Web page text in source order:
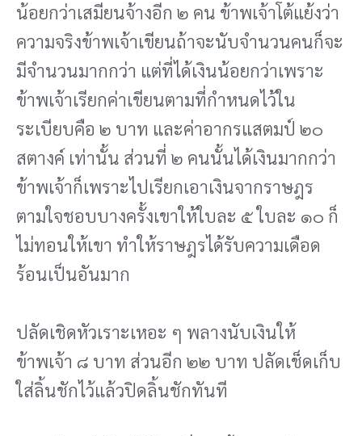
น้อยกว่าเสมียนจ้างอีก ๒ คน ข้าพเจ้าโต้แย้งว่า
ความจริงข้าพเจ้าเขียนถ้าจะนับจํานวนคนก็จะ
มีจํานวนมากกว่า แต่ที่ได้เงินน้อยกว่าเพราะ
ข้าพเจ้าเรียกค่าเขียนตามที่กําหนดไว้ใน
ระเบียบคือ ๒ บาท และค่าอากรแสตมป์ ๒๐
สตางค์ เท่านั้น ส่วนที่ ๒ คนนั้นได้เงินมากกว่า
ข้าพเจ้าก็เพราะไปเรียกเอาเงินจากราษฎร
ตามใจชอบบางครั้งเขาให้ใบละ ๕ ใบละ ๑๐ ก็
ไม่ทอนให้เขา ทําให้ราษฎรได้รับความเดือด
ร้อนเป็นอันมาก
ปลัดเชิดหัวเราะเหอะ ๆ พลางนับเงินให้
ข้าพเจ้า ๘ บาท ส่วนอีก ๒๒ บาท ปลัดเช็ดเก็บ
ใส่ลิ้นชักไว้แล้วปิดลิ้นชักทันที